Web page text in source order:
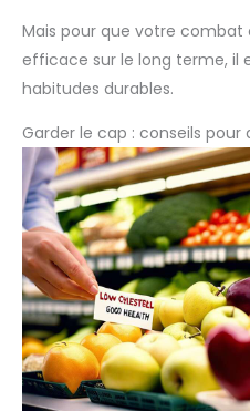
Mais pour que votre
efficace sur le long terme, il
habitudes durables.
Garder le cap : conseils